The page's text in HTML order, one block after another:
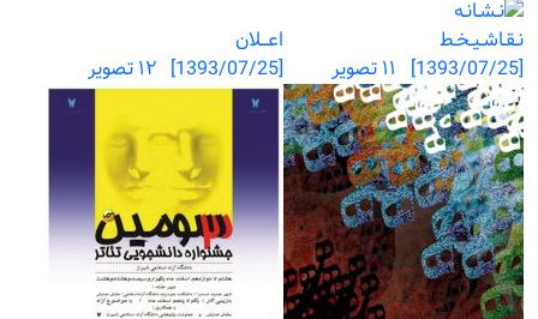
نـقـاشـیـخـط
[1393/07/25] ۱۱ تصویر
اعـــلان
[1393/07/25] ۱۲ تصویر